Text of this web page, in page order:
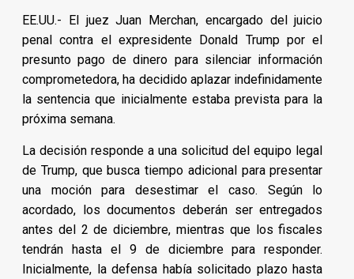
EE.UU.- El juez Juan Merchan, encargado del juicio
penal contra el expresidente Donald Trump por el
presunto pago de dinero para silenciar información
comprometedora, ha decidido aplazar indefinidamente
la sentencia que inicialmente estaba prevista para la
próxima semana.
La decisión responde a una solicitud del equipo legal
de Trump, que busca tiempo adicional para presentar
una moción para desestimar el caso. Según lo
acordado, los documentos deberán ser entregados
antes del 2 de diciembre, mientras que los fiscales
tendrán hasta el 9 de diciembre para responder.
Inicialmente, la defensa había solicitado plazo hasta